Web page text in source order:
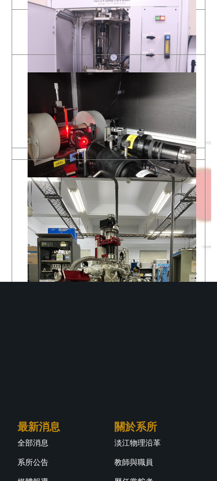
半導體電性量測機台
所屬實驗室 : 奈米科技實驗室
實驗室地點 : 科學館S309
Email:
phyeh331@gms.tku.edu.tw
懸浮式長晶爐
所屬實驗室 : 爐房
實驗室地點 : 科學館S223
Email:chd@mail.tku.edu.tw
磁光柯爾效應實驗
所屬實驗室 : 自旋電子學實驗室
實驗室地點 : 科學館S214
Email:jyhong@mail.tku.edu.tw
Email: jyhong@mail.tku.edu.tw
最新消息
全部消息
系所公告
關於系所
淡江物理沿革
教師與職員